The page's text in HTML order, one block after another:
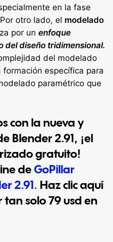
en la fase
otro lado, el modelado
por un enfoque
del diseño tridimensional.
del modelado
específica para
paramétrico que
con la nueva y
Blender 2.91, ¡el
gratuito!
deGoPillar
2.91. Haz clic aquí
solo 79 usd en